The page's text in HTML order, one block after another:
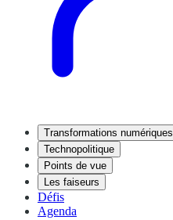
Transformations numériques
Technopolitique
Points de vue
Les faiseurs
Défis
Agenda